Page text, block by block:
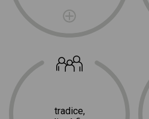
tradice,